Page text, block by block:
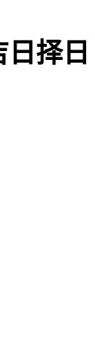
择日